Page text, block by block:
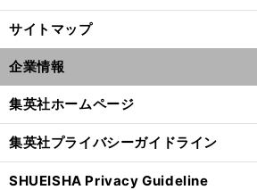
サイトマップ
企業情報
集英社ホームページ
集英社プライバシーガイドライン
SHUEISHA Privacy Guideline